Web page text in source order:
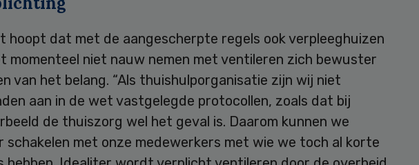
hoopt dat met de aangescherpte regels ook verpleeghuizen
momenteel niet nauw nemen met ventileren zich bewuster
van het belang. “Als thuishulporganisatie zijn wij niet
aan in de wet vastgelegde protocollen, zoals dat bij
de thuiszorg wel het geval is. Daarom kunnen we
schakelen met onze medewerkers met wie we toch al korte